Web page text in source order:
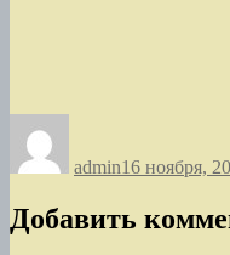
admin16 ноября,
Добавить